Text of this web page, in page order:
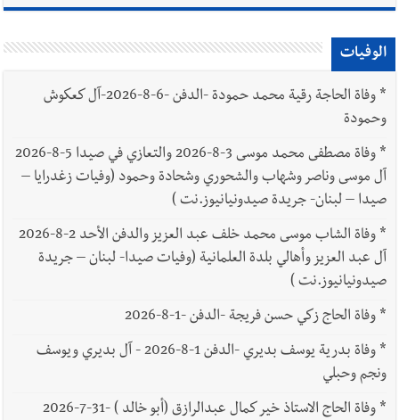
أخبار لبنان
راتب النائب من 3 آلاف إلى 5 آلاف دولار شهرياً...
فكيف أقرّت الزيادة؟
أخبار لبنان مواجهة مؤجّلة لنزاع طويل
العالم العربي
رجل الاعمال الاماراتي خلف الحبتور : 112 شهيداً
يبقى الشعب الفلسطيني يعيش كل هذا الألم؟ وإلى متى تستمر هذه
المعاناة التي تمزق القلوب والضمائر؟
أخبار العالم
وإعلام إيراني: الاتّفاق مع عُمان مؤجّل ما دامت التهديدات مستمرّة
الوفيات
*
وفاة الحاجة رقية محمد حمودة -الدفن -6-8-2026-آل كعكوش
وحمودة
*
وفاة مصطفى محمد موسى 3-8-2026 والتعازي في صيدا 5-8-2026
آل موسى وناصر وشهاب والشحوري وشحادة وحمود (وفيات زغدرايا –
صيدا – لبنان- جريدة صيدونيانيوز.نت )
*
وفاة الشاب موسى محمد خلف عبد العزيز والدفن الأحد 2-8-2026
آل عبد العزيز وأهالي بلدة العلمانية (وفيات صيدا- لبنان – جريدة
صيدونيانيوز.نت )
*وفاة الحاج زكي حسن فريجة -الدفن -1-8-2026
*
وفاة بدرية يوسف بديري -الدفن 1-8-2026 - آل بديري ويوسف
ونجم وحبلي
*وفاة الحاج الاستاذ خير كمال عبدالرازق (أبو خالد ) -31-7-2026